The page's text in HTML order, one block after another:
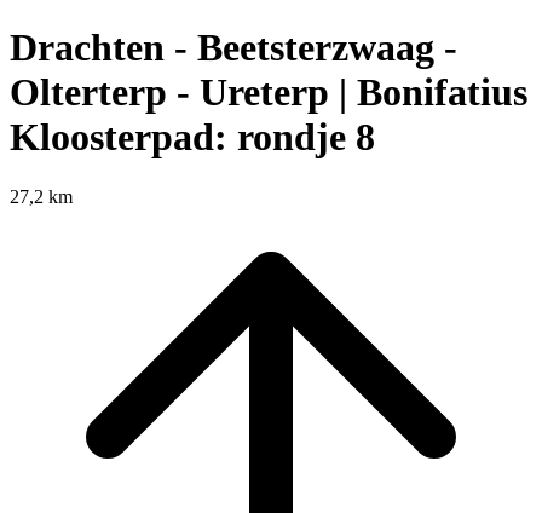
Drachten - Beetsterzwaag -
Olterterp - Ureterp | Bonifatius
Kloosterpad: rondje 8
27,2 km